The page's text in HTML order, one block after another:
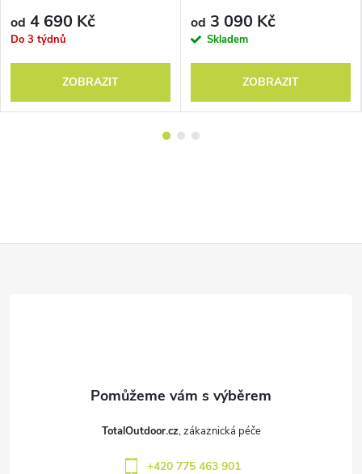
od 4 690 Kč
Do 3 týdnů
ZOBRAZIT
od 3 090 Kč
Skladem
ZOBRAZIT
TotalOutdoor.cz
+420 775 463 901